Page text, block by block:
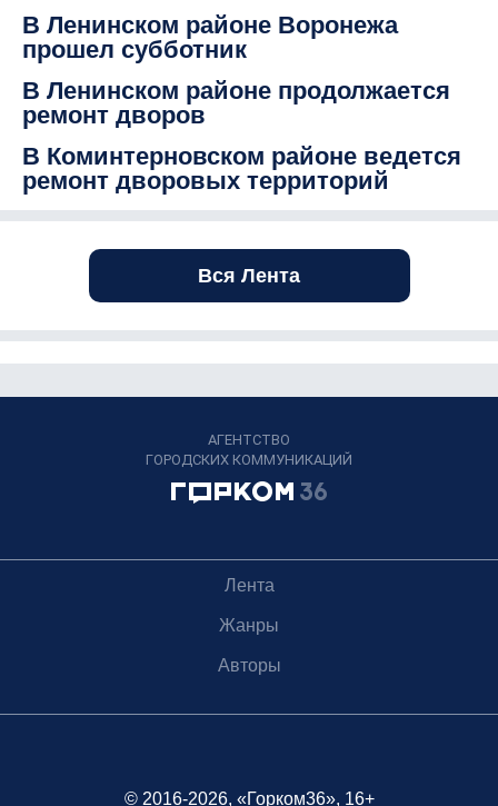
В Ленинском районе Воронежа
прошел субботник
В Ленинском районе продолжается
ремонт дворов
В Коминтерновском районе ведется
ремонт дворовых территорий
Вся Лента
АГЕНТСТВО
ГОРОДСКИХ КОММУНИКАЦИЙ
Лента
Жанры
Авторы
© 2016-2026, «Горком36», 16+